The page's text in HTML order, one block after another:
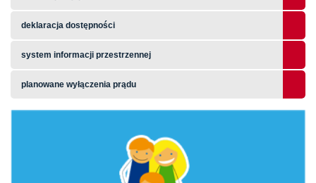
deklaracja dostępności
system informacji przestrzennej
planowane wyłączenia prądu